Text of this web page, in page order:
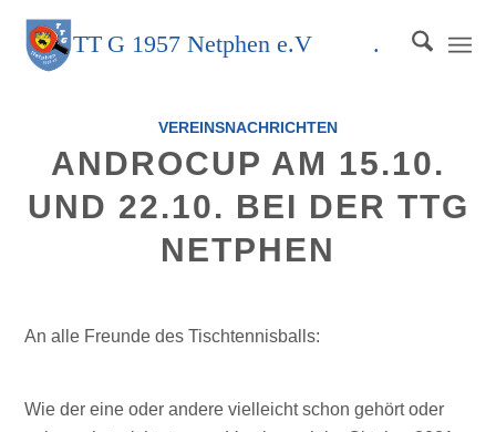
TT G 1957 Netphen e.V .
VEREINSNACHRICHTEN
ANDROCUP AM 15.10.
UND 22.10. BEI DER TTG
NETPHEN
An alle Freunde des Tischtennisballs:
Wie der eine oder andere vielleicht schon gehört oder